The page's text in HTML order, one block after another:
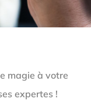
magie à votre
expertes !